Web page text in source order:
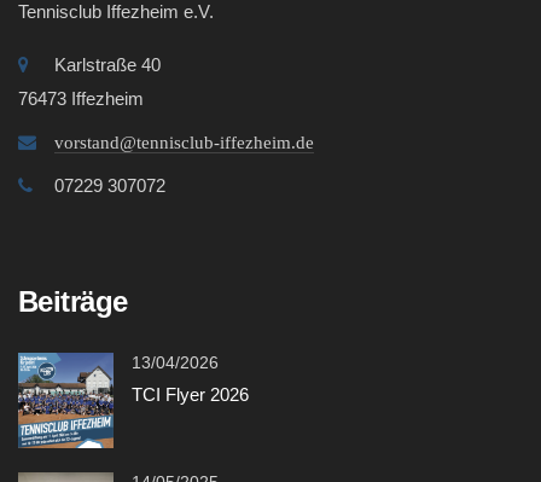
Kontakt
Tennisclub Iffezheim e.V.
Karlstraße 40
76473 Iffezheim
vorstand@tennisclub-iffezheim.de
07229 307072
Beiträge
13/04/2026
TCI Flyer 2026